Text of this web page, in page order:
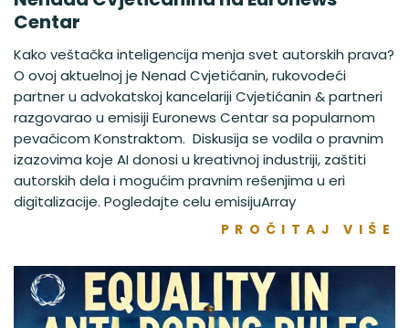
Centar
Kako veštačka inteligencija menja svet autorskih prava?
O ovoj aktuelnoj je Nenad Cvjetićanin, rukovodeći
partner u advokatskoj kancelariji Cvjetićanin & partneri
razgovarao u emisiji Euronews Centar sa popularnom
pevačicom Konstraktom. Diskusija se vodila o pravnim
izazovima koje AI donosi u kreativnoj industriji, zaštiti
autorskih dela i mogućim pravnim rešenjima u eri
digitalizacije. Pogledajte celu emisijuArray
PROČITAJ VIŠE